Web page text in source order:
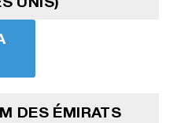
DES ÉMIRATS